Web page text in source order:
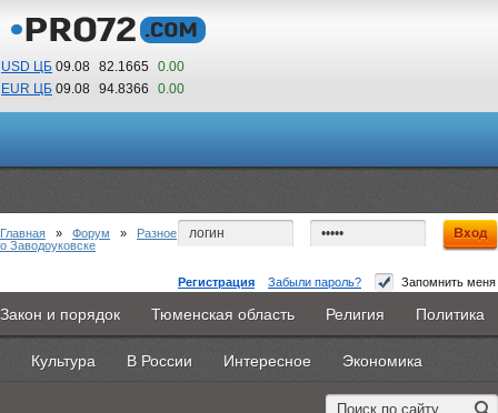
USD ЦБ 09.08 82.1665 0.00
EUR ЦБ 09.08 94.8366 0.00
03 45
По Гринвичу (GMT +5)
Регистрация Забыли пароль? Запомнить меня
Главная Новости Объявления КНИГИ ВестиNet
Каталоги 9PS Прочее
Закон и порядок Тюменская область Религия Политика
Культура В России Интересное Экономика
Главная » Форум » Разное
о Заводоуковске
профессия образование
- 19 августа 2015, среда
oblachkovoe профессия образование